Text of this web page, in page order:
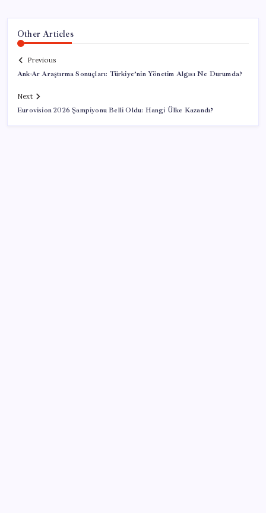
Other Articles
Previous
Ank-Ar Araştırma Sonuçları: Türkiye’nin Yönetim Algısı Ne Durumda?
Next
Eurovision 2026 Şampiyonu Belli Oldu: Hangi Ülke Kazandı?